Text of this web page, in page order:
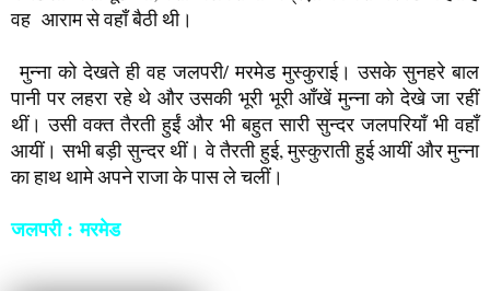
एक जलपरी मुन्ना से बोली, ' मुन्ना , ये हमारे राजा जी वरूण देव हैं।
'लोग इन्हें' नेपच्यून भगवान भी बुलाते हैं ! वे जल सागर, दरिया, समंदर
सभी के स्वामी हैं। जल में जितने भी जीव जंतु और प्राणी रहते हैं वे वरूण
वरूण देव :नेपच्यून भगवान